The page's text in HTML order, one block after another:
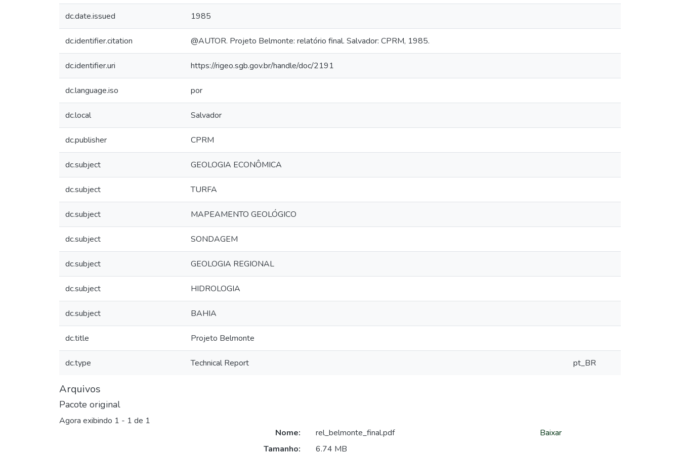
dc.date.issued 1985
dc.identifier.citation @AUTOR. Projeto Belmonte: relatório final. Salvador: CPRM, 1985.
dc.identifier.uri https://rigeo.sgb.gov.br/handle/doc/2191
dc.language.iso por
dc.local Salvador
dc.publisher CPRM
dc.subject GEOLOGIA ECONÔMICA
dc.subject TURFA
dc.subject MAPEAMENTO GEOLÓGICO
dc.subject SONDAGEM
dc.subject GEOLOGIA REGIONAL
dc.subject HIDROLOGIA
dc.subject BAHIA
dc.title Projeto Belmonte
dc.type Technical Report pt_BR
Arquivos
Pacote original
Agora exibindo 1 - 1 de 1
Nome:
rel_belmonte_final.pdf
Tamanho:
6.74 MB
Baixar